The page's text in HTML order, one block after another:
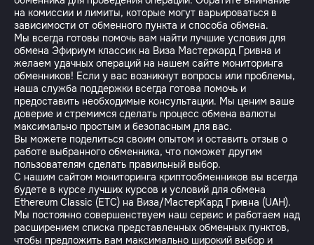
на комиссии и лимиты, которые могут варьироваться в
зависимости от обменного пункта и способа обмена.
Мы всегда готовы помочь вам найти лучшие условия для
обмена Эфириум классик на Виза Мастеркард Гривна и
желаем удачных операций на нашем сайте мониторинга
обменников! Если у вас возникнут вопросы или проблемы,
наша служба поддержки всегда готова помочь и
предоставить необходимые консультации. Мы ценим ваше
доверие и стремимся сделать процесс обмена валюты
максимально простым и безопасным для вас.
Вы можете поделиться своим опытом и оставить отзыв о
работе выбранного обменника, что поможет другим
пользователям сделать правильный выбор.
С нашим сайтом мониторинга криптообменников вы всегда
будете в курсе лучших курсов и условий для обмена
Ethereum Classic (ETC) на Виза/МастерКард Гривна (UAH).
Мы постоянно совершенствуем наш сервис и работаем над
расширением списка представленных обменных пунктов,
чтобы предложить вам максимально широкий выбор и